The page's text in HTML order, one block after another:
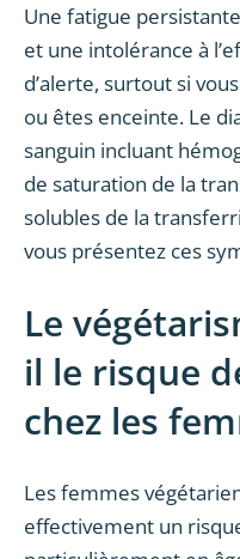
Une fatigue
et une intolérance à
d’alerte, surtout si
ou êtes enceinte. Le
sanguin incluant
de saturation de la
solubles de la
vous présentez ces
Le
il le risque
chez les
Les femmes
effectivement un